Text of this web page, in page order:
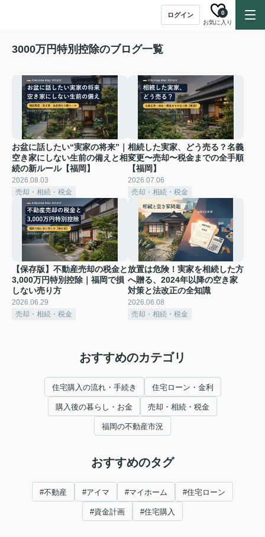
ログイン
お気に入り
0
3000万円特別控除のブログ一覧
お盆に話したい“実家の将来”｜
空き家にしない生前の備えと相
続の新ルール【福岡】
2026.08.03
売却・相続・税金
相続した実家、どう売る？名義
変更〜売却〜税金までの全手順
【福岡】
2026.07.06
売却・相続・税金
【保存版】不動産売却の税金と
3,000万円特別控除｜福岡で損
しない売り方
2026.06.29
売却・相続・税金
放置は危険！実家を相続した方
へ贈る、2024年以降の空き家
対策と法改正の全知識
2026.06.08
売却・相続・税金
おすすめのカテゴリ
住宅購入の流れ・手続き 住宅ローン・金利
購入後の暮らし・お金 売却・相続・税金
福岡の不動産市況
おすすめのタグ
#不動産 #アイマ #マイホーム #住宅ローン
#資金計画 #住宅購入